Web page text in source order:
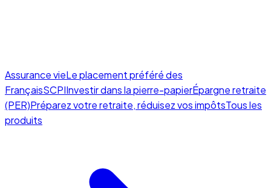
Assurance vieLe placement préféré des
FrançaisSCPIInvestir dans la pierre-papierÉpargne retraite
(PER)Préparez votre retraite, réduisez vos impôtsTous les
produits